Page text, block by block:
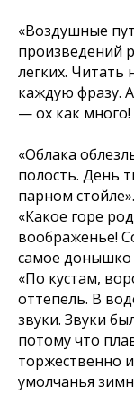
«Воздушные
произведений
легких. Читать
каждую фразу.
— ох как много!
«Облака
полость. День
парном стойле».
«Какое горе
воображенье!
самое донышко
«По кустам,
оттепель. В
звуки. Звуки
потому что
торжественно
умолчанья